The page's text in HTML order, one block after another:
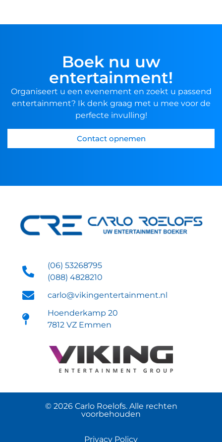
Boek nu uw
entertainment!
Organiseert u een evenement en zoekt u passend
entertainment? Ik denk graag met u mee voor de
perfecte invulling!
Contact opnemen
(06) 53268795
(088) 4828210
carlo@vikingentertainment.nl
Hoenderkamp 20
7812 VZ Emmen
© 2026 Carlo Roelofs. Alle rechten
voorbehouden
Privacy Policy